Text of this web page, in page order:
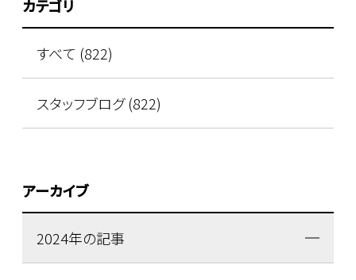
カテゴリ
すべて (822)
スタッフブログ (822)
アーカイブ
2024年の記事